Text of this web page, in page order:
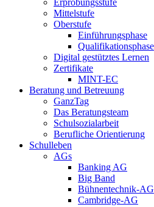
Erprobungsstufe
Mittelstufe
Oberstufe
Einführungsphase
Qualifikationsphase
Digital gestütztes Lernen
Zertifikate
MINT-EC
Beratung und Betreuung
GanzTag
Das Beratungsteam
Schulsozialarbeit
Berufliche Orientierung
Schulleben
AGs
Banking AG
Big Band
Bühnentechnik-AG
Cambridge-AG